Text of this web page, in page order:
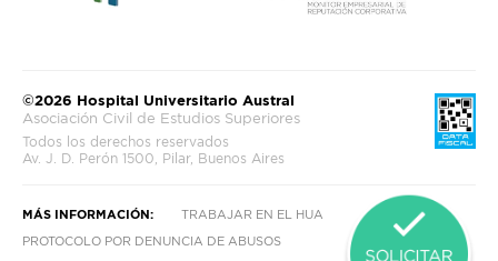
©2026 Hospital Universitario Austral
Asociación Civil de Estudios Superiores
Todos los derechos reservados
Av. J. D. Perón 1500, Pilar, Buenos Aires
MÁS INFORMACIÓN: TRABAJAR EN EL HUA
PROTOCOLO POR DENUNCIA DE ABUSOS